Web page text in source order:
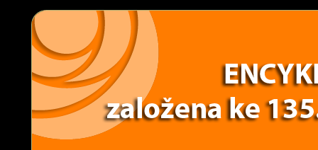
Warning: Use of undefined constant TXT - assumed 'TXT' (this will throw
content/themes/sablona/functions.php